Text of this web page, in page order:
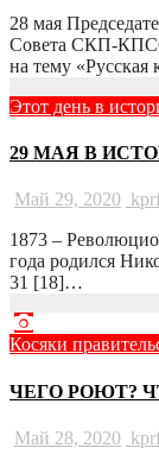
28 мая
Совета СКП-
на тему «Русская
Этот день в
29 МАЯ В
Май 29, 2020
1873 –
года родился
31 [18]…
Косяки
ЧЕГО РОЮТ?
Май 28, 2020